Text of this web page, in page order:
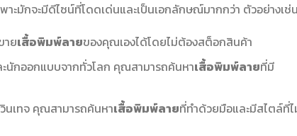
าะมักจะมีดีไซน์ที่โดดเด่นและเป็นเอกลักษณ์มากกว่า ตัวอย่างเช่
ายเสื้อพิมพ์ลายของคุณเองได้โดยไม่ต้องสต็อกสินค้า
นักออกแบบจากทั่วโลก คุณสามารถค้นหาเสื้อพิมพ์ลายที่มี
นเทจ คุณสามารถค้นหาเสื้อพิมพ์ลายที่ทำด้วยมือและมีสไตล์ที่